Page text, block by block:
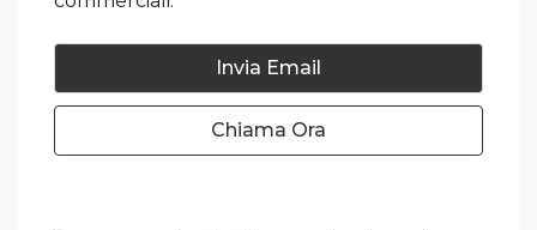
Invia Email
Chiama Ora